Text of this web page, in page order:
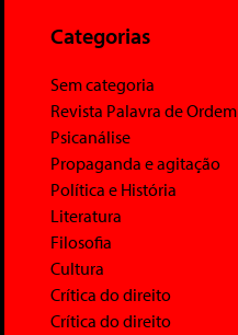
Categorias
Sem categoria
Revista Palavra de Ordem
Psicanálise
Propaganda e agitação
Política e História
Literatura
Filosofia
Cultura
Crítica do direito
Crítica do direito